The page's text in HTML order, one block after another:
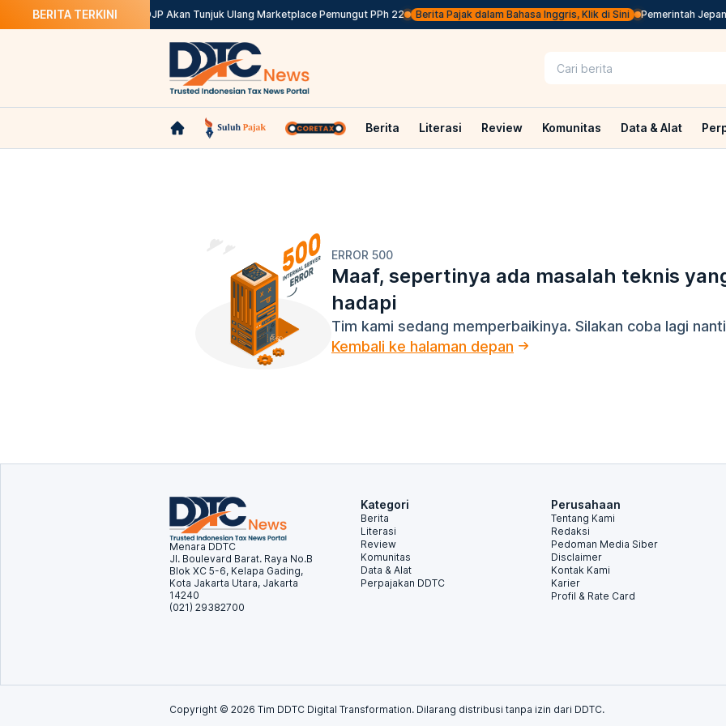
BERITA TERKINI
Solusinya Kepdirjen Batal, DJP Akan Tunjuk Ulang Marketplace Pemungut PPh 22 Berita Pajak dalam Bahasa Inggris, Klik di Sini Pemerintah Jepang
Berita Literasi Review Komunitas Data & Alat
ERROR 500
Maaf, sepertinya ada masalah teknis
hadapi
Tim kami sedang memperbaikinya. Silakan coba lagi
Kembali ke halaman depan
Menara DDTC
Jl. Boulevard Barat. Raya No.B
Blok XC 5-6, Kelapa Gading,
Kota Jakarta Utara, Jakarta
14240
(021) 29382700
Kategori
Berita
Literasi
Review
Komunitas
Data & Alat
Perpajakan DDTC
Perusahaan
Tentang Kami
Redaksi
Pedoman Media Siber
Disclaimer
Kontak Kami
Karier
Profil & Rate Card
Copyright © 2026 Tim DDTC Digital Transformation. Dilarang distribusi tanpa izin dari DDTC.